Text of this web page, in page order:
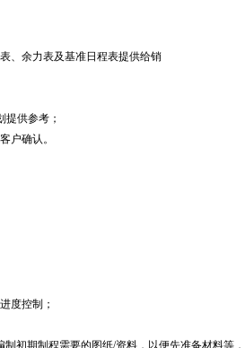
余力表及基准日程表提供给销
供参考；
确认。
度控制；
期制程需要的图纸/资料，以便先准备材料等，